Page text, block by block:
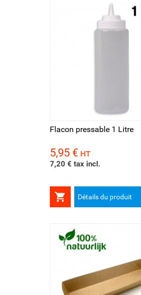
Flacon pressable 1 Litre
Prix
5,95 € HT
7,20 € tax incl.
 Détails du produit